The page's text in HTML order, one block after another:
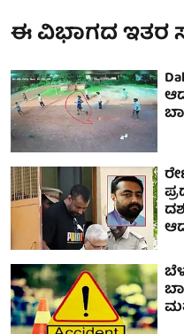
ಈ ವಿಭಾಗದ ಇತರ